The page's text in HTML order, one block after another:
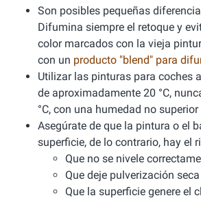
Son posibles pequeñas
Difumina siempre el retoque y
color marcados con la vieja
con un producto "blend" para
Utilizar las pinturas para coches
de aproximadamente 20 °C,
°C, con una humedad no superior
Asegúrate de que la pintura o el
superficie, de lo contrario, hay el
Que no se nivele
Que deje pulverización seca
Que la superficie genere el